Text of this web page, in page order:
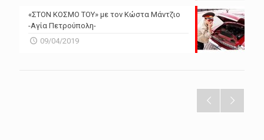
«ΣΤΟΝ ΚΟΣΜΟ ΤΟΥ» με τον Κώστα Μάντζιο
-Αγία Πετρούπολη-
09/04/2019